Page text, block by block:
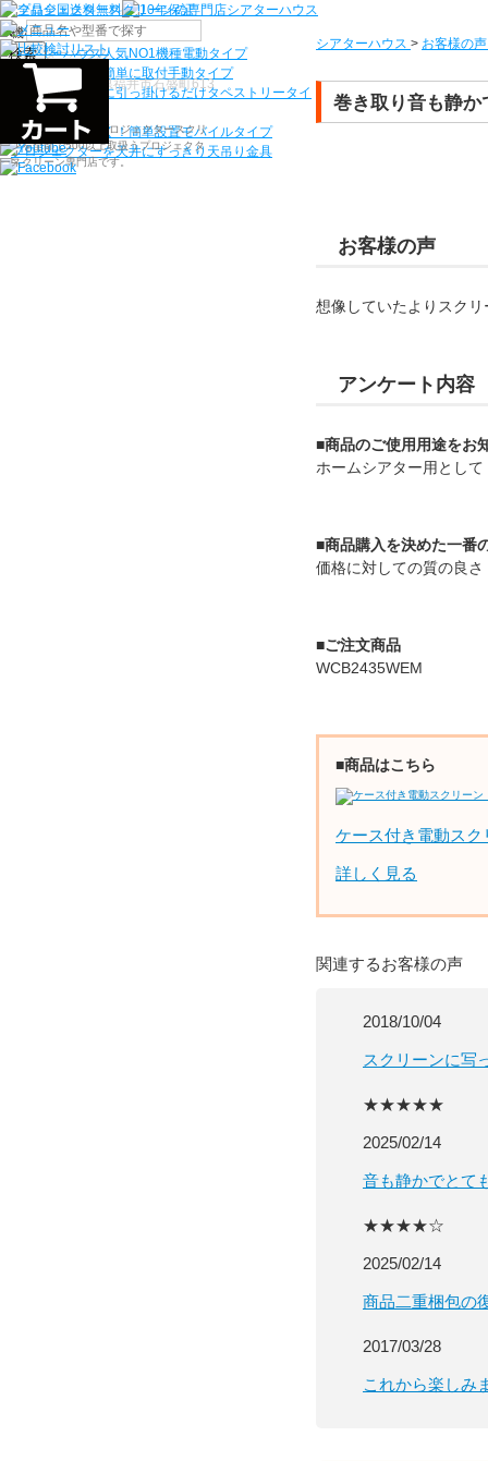
検索
シアターハウス > お客様の声
巻き取り音も静
お客様の声
想像していたよりスク
アンケート内容
■商品のご使用用途をお
ホームシアター用として
■商品購入を決めた一番
価格に対しての質の良さ
■ご注文商品
WCB2435WEM
■商品はこちら
ケース付き電動ス
詳しく見る
関連するお客様の声
2018/10/04
スクリーンに写
★★★★★
2025/02/14
音も静かでとて
★★★★☆
2025/02/14
商品二重梱包の
2017/03/28
これから楽しみ
機種から選ぶ
シアターハウス人気NO1機種電動タイプ
電源工事なしで簡単に取付手動タイプ
ネジ付きフックに引っ掛けるだけタペストリータイ
持ち運びらくらく！簡単設置モバイルタイプ
プロジェクターを天井にすっきり 天吊り金具
〒910-0122 福井県福井市石盛町613
シアターハウスは、プロジェクタースクリ
ーンを全部で500以上取扱うプロジェクタ
ースクリーン専門店です。